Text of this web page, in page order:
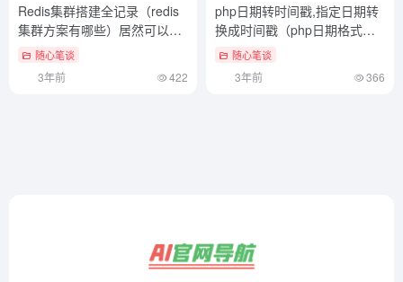
Redis集群搭建全记录（redis
集群方案有哪些）居然可以这
样 随心笔谈
3年前 422
php日期转时间戳,指定日期转
换成时间戳（php日期格式转
换）干货分享
随心笔谈
3年前 366